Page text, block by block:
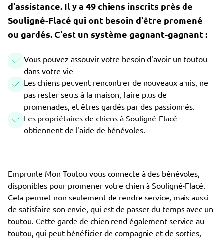
d'assistance. Il y a 49 chiens inscrits près de
Souligné-Flacé qui ont besoin d'être promené
ou gardés. C'est un système gagnant-gagnant :
Vous pouvez assouvir votre besoin d'avoir un toutou
dans votre vie.
Les chiens peuvent rencontrer de nouveaux amis, ne
pas rester seuls à la maison, faire plus de
promenades, et êtres gardés par des passionnés.
Les propriétaires de chiens à Souligné-Flacé
obtiennent de l'aide de bénévoles.
Emprunte Mon Toutou vous connecte à des bénévoles,
disponibles pour promener votre chien à Souligné-Flacé.
Cela permet non seulement de rendre service, mais aussi
de satisfaire son envie, qui est de passer du temps avec un
toutou. Cette garde de chien rend également service au
toutou, qui peut bénéficier de compagnie et de sorties,